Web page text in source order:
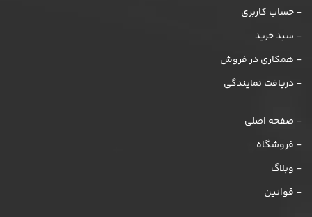
- حساب کاربری
- سبد خرید
- همکاری در فروش
- دریافت نمایندگی
- صفحه اصلی
- فروشگاه
- وبلاگ
- قوانین